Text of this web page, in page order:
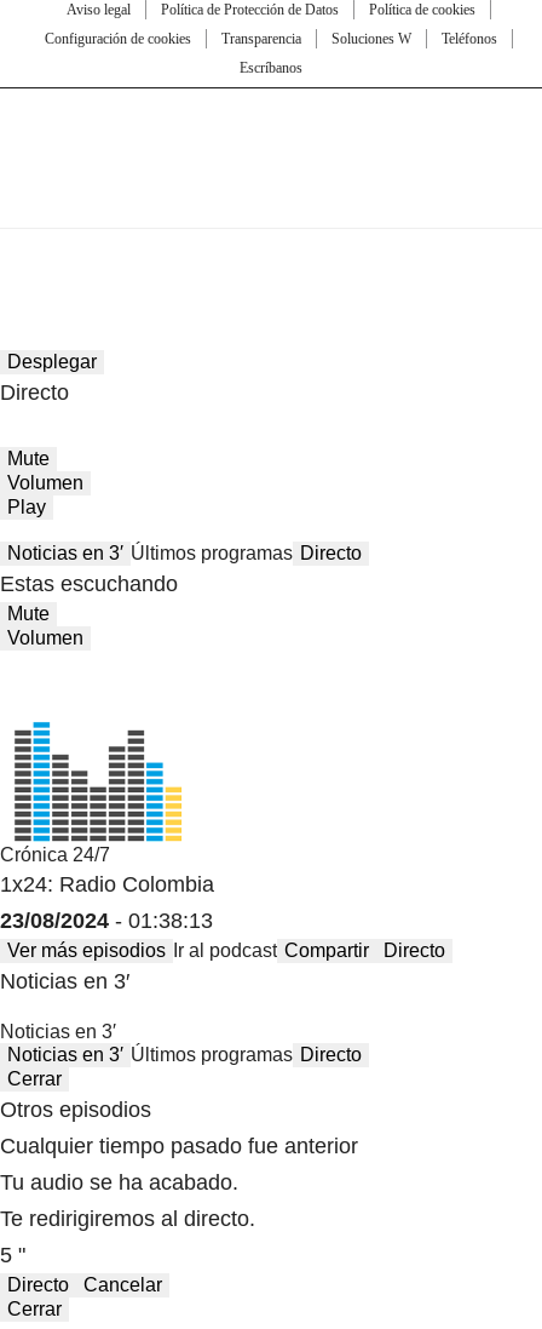
Aviso legal Política de Protección de Datos
Política de cookies
Configuración de cookies
Transparencia Soluciones W
Teléfonos
Escríbanos
Desplegar
Directo
Mute
Volumen
Play
Noticias en 3′ Últimos programas Directo
Estas escuchando
Mute
Volumen
Crónica 24/7
1x24: Radio Colombia
23/08/2024 - 01:38:13
Ver más episodios Ir al podcast Compartir Directo
Noticias en 3′
Noticias en 3′
Noticias en 3′ Últimos programas Directo
Cerrar
Otros episodios
Cualquier tiempo pasado fue anterior
Tu audio se ha acabado.
Te redirigiremos al directo.
5 "
Directo
Cancelar
Cerrar